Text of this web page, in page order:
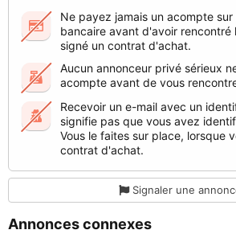
Ne payez jamais un acompte
bancaire avant d'avoir rencontré
signé un contrat d'achat.
Aucun annonceur privé sérieux
acompte avant de vous
Recevoir un e-mail avec un
signifie pas que vous avez
Vous le faites sur place, lorsque
contrat d'achat.
Signaler une
Annonces connexes